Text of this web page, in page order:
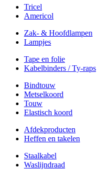
Tricel
Americol
Zak- & Hoofdlampen
Lampjes
Tape en folie
Kabelbinders / Ty-raps
Bindtouw
Metselkoord
Touw
Elastisch koord
Afdekproducten
Heffen en takelen
Staalkabel
Waslijndraad